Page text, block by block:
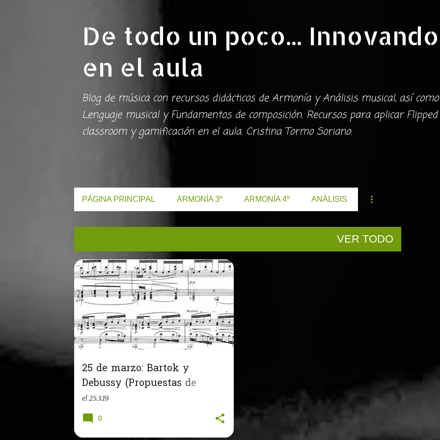
De todo un poco... Innovando
en el aula
Blog de música con recursos didácticos de Armonía y Análisis musical, así
Lenguaje musical y Fundamentos de composición. Recursos para aplicar Flipped
classroom y gamificación en el aula. Cristina Tormo Soriano.
PÁGINA PRINCIPAL ARMONÍA 3º ARMONÍA 4º ANÁLISIS
VER TODO
E
n
t
r
a
d
25 de marzo: Bartok y
Debussy (Propuestas de
audio 23 y 24)
el25.3.19
0